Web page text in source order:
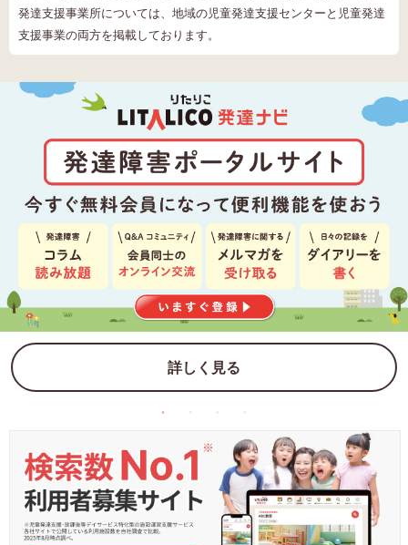
発達支援事業所については、地域の児童発達支援センターと児童発達
支援事業の両方を掲載しております。
詳しく見る